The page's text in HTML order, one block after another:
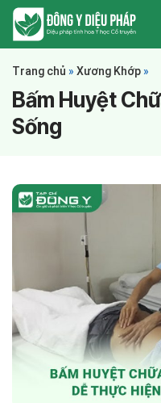
Trang chủ » Xương Khớp »
Bấm Huyệt
Sống